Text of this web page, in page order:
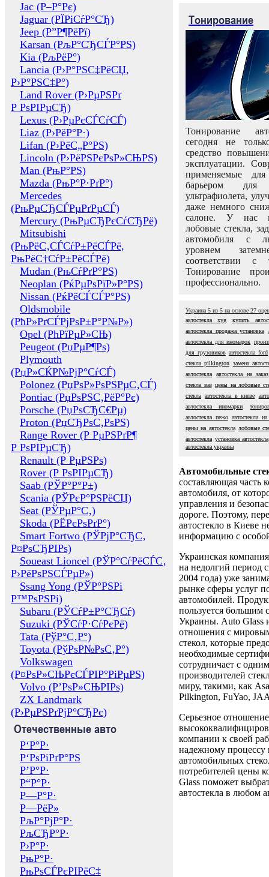
Jac (Р–Р°Рє)
Jaguar (РЇРіСѓР°СЂ)
Jeep (Р”Р¶РёРї)
Karsan (РљР°СЂСЃР°РЅ)
Kia (РљРёР°)
Lancia (Р›Р°РЅС‡РёСЏ,
Р›Р°РЅС‡Р°)
Land Rover (Р›РµРЅРґ
Р РѕРІРµСЂ)
Lexus (Р›РµРєСЃСѓСЃ)
Liaz (Р›РёР°Р·)
Lifan (Р›РёС„Р°РЅ)
Lincoln (Р›РёРЅРєРѕР»СЊРЅ)
Man (РњР°РЅ)
Mazda (РњР°Р·РґР°)
Mercedes
(РњРµСЂСЃРµРґРµСЃ)
Mercury (РњРµСЂРєСѓСЂРё)
Mitsubishi
(РњРёС‚СЃСѓР±РёСЃРё,
РњРёС†СѓР±РёСЃРё)
Mudan (РњСѓРґР°РЅ)
Neoplan (РќРµРѕРїР»Р°РЅ)
Nissan (РќРёСЃСЃР°РЅ)
Oldsmobile
(РћР»РґСЃРјРѕР±Р°Р№Р»)
Opel (РћРїРµР»СЊ)
Peugeot (РџРµР¶Рѕ)
Plymouth
(РџР»СЌР№РјР°СѓСЃ)
Polonez (РџРѕР»РѕРЅРµС‚СЃ)
Pontiac (РџРѕРЅС‚РёР°Рє)
Porsche (РџРѕСЂС€Рµ)
Proton (РџСЂРѕС‚РѕРЅ)
Range Rover (Р РµРЅРґР¶
Р РѕРІРµСЂ)
Renault (Р РµРЅРѕ)
Rover (Р РѕРІРµСЂ)
Saab (РЎР°Р°Р±)
Scania (РЎРєР°РЅРёСЏ)
Seat (РЎРµР°С‚)
Skoda (РЁРєРѕРґР°)
Smart Fortwo (РЎРјР°СЂС‚
Р¤РѕСЂРІРѕ)
Soueast Lioncel (РЎР°СѓРёСЃС‚
Р›РёРѕРЅСЃРµР»)
Ssang Yong (РЎР°РЅРі
Р™РѕРЅРі)
Subaru (РЎСѓР±Р°СЂСѓ)
Suzuki (РЎСѓР·СѓРєРё)
Tata (РўР°С‚Р°)
Toyota (РўРѕР№РѕС‚Р°)
Volkswagen
(Р¤РѕР»СЊРєСЃРІР°РіРµРЅ)
Volvo (Р’РѕР»СЊРІРѕ)
ZX Landmark
(Р›РµРЅРґРјР°СЂРє)
Отечественные авто
Р‘Р°Р·
Р‘РѕРіРґР°РЅ
Р’Р°Р·
Р“Р°Р·
Р—Р°Р·
Р—РёР»
РљР°РјР°Р·
РљСЂР°Р·
Р›Р°Р·
РњР°Р·
РњРѕСЃРєРІРёС‡
Тонирование
Тонирование
сегодня не
средство
эксплуатации.
применяемые
барьером для
ультрафиолета,
даже немного
салоне. У нас
лобовые стекла,
автомобиля с
уровнем
соответствии с
Тонирование
профессионально.
Украина 5 из 5 на основе 27
автостекла xyg
купить
автостекла продажа установка
автостекла для иномарок
для грузовиков автостекла ford
стекла pilkington замена
автостекла
автостекла на заказ
стекла ваз цены на лобовые
стекла автостекла в киеве
автостекла иномарки
автостекла пежо автостекла
цены на автостекла лобовые
автостекла установка автостекла
автостекла украина
Автомобильные
составляющая часть
автомобиля, от
управления и
дороге. Поэтому,
автостекло в Киеве
информацию с
Украинская
на недолгий период
2004 года) уже
рынке сферы услуг
автомобилей.
пользуется большим
Украины. Auto Glass
отношения с
стекол, которые
необходимые
сотрудничает с
производителей
миру, такими, как
Pilkington, FuYao,
Серьезное отношение
компании к своей
надежному процессу
автомобильных
потребителей цены
Glass поможет
автостекла в любом